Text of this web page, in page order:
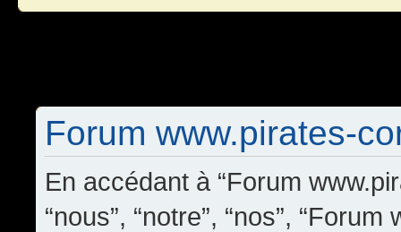
Forum www.pirates-
En accédant à “Forum
“nous”, “notre”, “nos”,